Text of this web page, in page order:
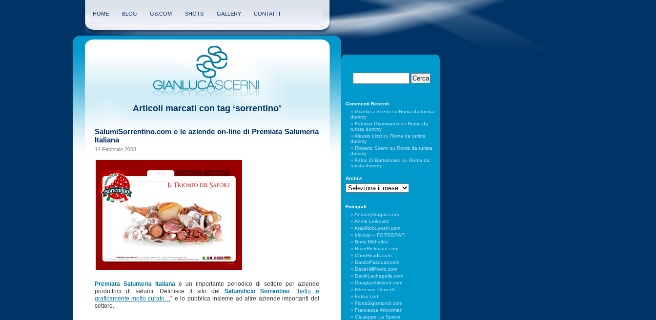
HOME BLOG GS.COM SHOTS GALLERY CONTATTI
Articoli marcati con tag ‘sorrentino’
SalumiSorrentino.com e le aziende on-line di Premiata Salumeria
Italiana
14 Febbraio 2008
Premiata Salumeria Italiana è un importante periodico di settore per aziende
produttrici di salumi. Definisce il sito del Salumificio Sorrentino: “bello e
graficamente molto curato…” e lo pubblica insieme ad altre aziende importanti del
settore.
Commenti Recenti
Gianluca Scernisu Roma da turista
dummy
Fabrizio Giammarco su Roma da
turista dummy
Alessio Lizzisu Roma da turista
dummy
Roberto Scernisu Roma da turista
dummy
Fabio Di Bartolomeo su Roma da
turista dummy
Archivi
Archivi
Fotografi
AndrzejDragan.com
Annie Leibovitz
ArakiNobuyoshi.com
blowup – FOTOGRAFI
Boris Mikhailov
BrianBielmann.com
ChrisHeads.com
DaniloPasquali.com
DaveHillPhoto.com
DavidLachapelle.com
DouglasKirkland.com
Ellen von Unwerth
Fakso.com
FloriaSigismondi.com
Francesca Woodman
Giuseppe La Spada